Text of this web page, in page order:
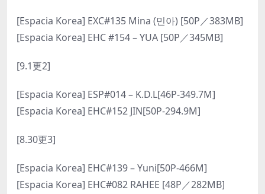
[Espacia Korea] EXC#135 Mina (민아) [50P／383MB]
[Espacia Korea] EHC #154 – YUA [50P／345MB]
[9.1更2]
[Espacia Korea] ESP#014 – K.D.L[46P-349.7M]
[Espacia Korea] EHC#152 JIN[50P-294.9M]
[8.30更3]
[Espacia Korea] EHC#139 – Yuni[50P-466M]
[Espacia Korea] EHC#082 RAHEE [48P／282MB]